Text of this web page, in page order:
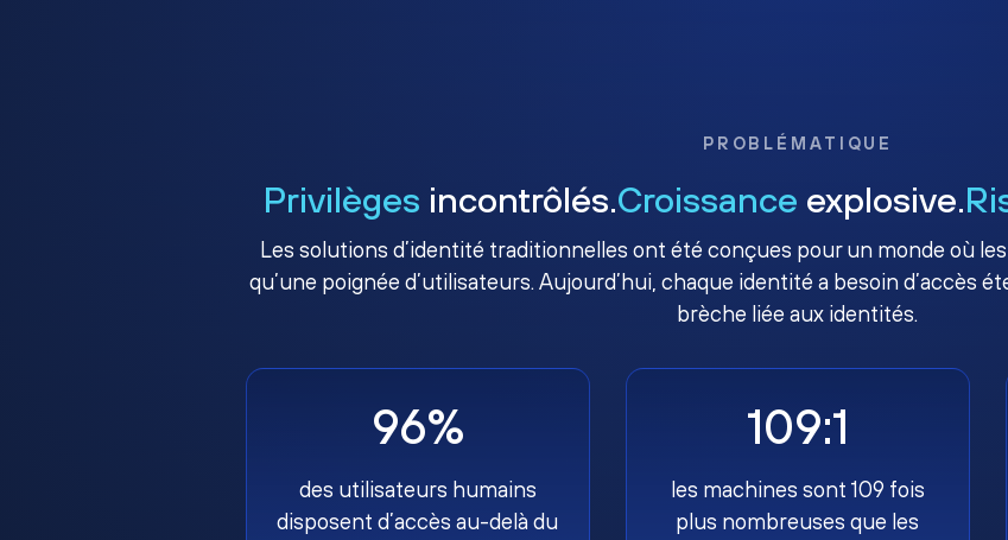
PROBLÉMATIQUE
Privilèges incontrôlés.Croissance explosive.
Les solutions d’identité traditionnelles ont été conçues pour un monde où
qu’une poignée d’utilisateurs. Aujourd’hui, chaque identité a besoin d’accès
brèche liée aux identités.
96%
des utilisateurs humains
disposent d’accès au-delà du
109:1
les machines sont 109 fois
plus nombreuses que les